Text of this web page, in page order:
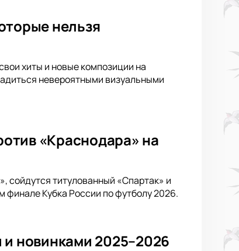
нельзя
хиты и новые композиции на
невероятными визуальными
«Краснодара» на
сойдутся титулованный «Спартак» и
Кубка России по футболу 2026.
новинками 2025–2026